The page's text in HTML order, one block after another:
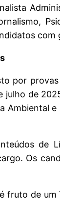
por
julho de
Ambiental
de
Os
fruto de